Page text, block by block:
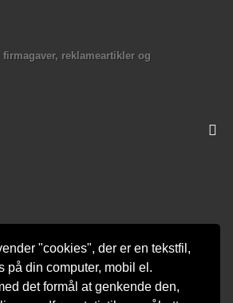
"cookies", der er en tekstfil,
på din computer, mobil el.
det formål at genkende den,
reklameartikler og
2 7400 Herning Danmark